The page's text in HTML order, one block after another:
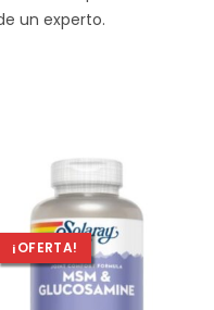
un experto.
¡OFERTA!